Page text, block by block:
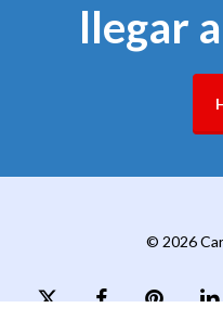
llegar
© 2026
x-
facebookpinterest